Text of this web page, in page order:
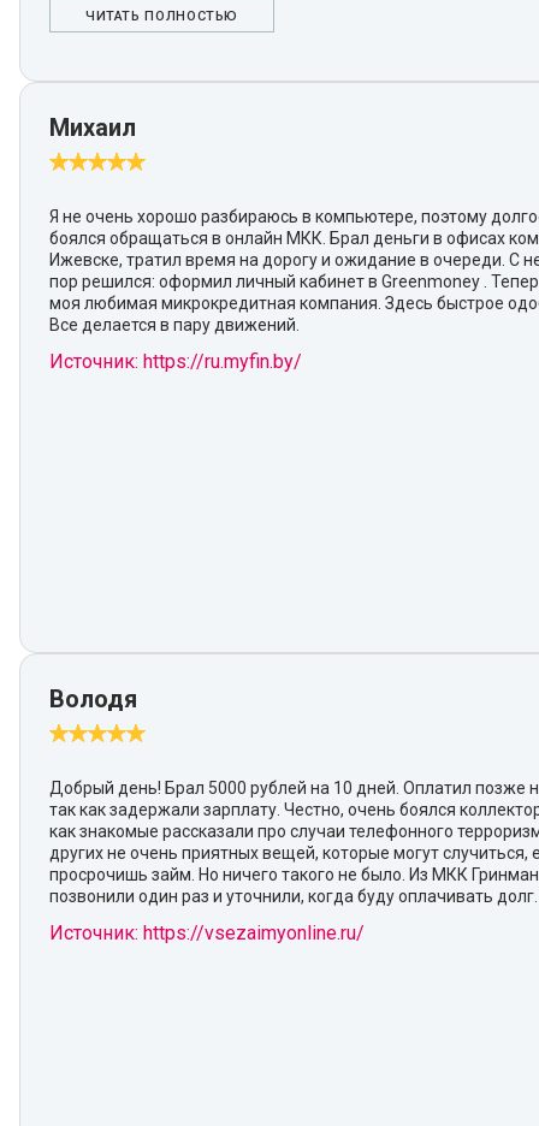
ЧИТАТЬ ПОЛНОСТЬЮ
Михаил
Я не очень хорошо разбираюсь в компьютере, поэтому
боялся обращаться в онлайн МКК. Брал деньги в офисах
Ижевске, тратил время на дорогу и ожидание в очереди. С
пор решился: оформил личный кабинет в Greenmoney .
моя любимая микрокредитная компания. Здесь быстрое
Все делается в пару движений.
Источник: https://ru.myfin.by/
Володя
Добрый день! Брал 5000 рублей на 10 дней. Оплатил позже
так как задержали зарплату. Честно, очень боялся
как знакомые рассказали про случаи телефонного
других не очень приятных вещей, которые могут случиться,
просрочишь займ. Но ничего такого не было. Из МКК
позвонили один раз и уточнили, когда буду оплачивать долг.
Источник: https://vsezaimyonline.ru/